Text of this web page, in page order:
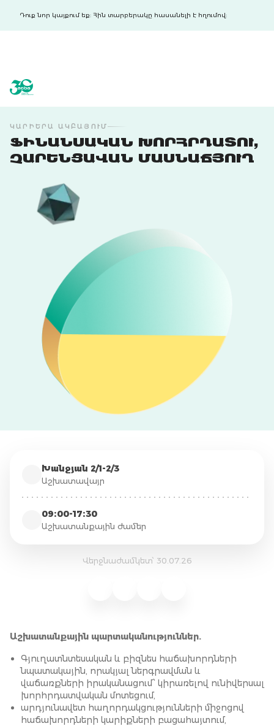
Դուք նոր կայքում եք: Հին տարբերակը հասանելի է հղումով:
ԿԱՐԻԵՐԱ ԱԿԲԱՅՈՒՄ
ՖԻՆԱՆՍԱԿԱՆ ԽՈՐՀՐԴԱՏՈՒ,
ՉԱՐԵՆՑԱՎԱՆ ՄԱՍՆԱՃՅՈՒՂ
Խանջյան 2/1-2/3
Աշխատավայր
09։00-17։30
Աշխատանքային ժամեր
Վերջնաժամկետ՝ 30.07.26
Աշխատանքային պարտականություններ.
Գյուղատնտեսական և բիզնես հաճախորդների
նպատակային, որակյալ ներգրավման և
վաճառքների իրականացում՝ կիրառելով ունիվերսալ
խորհրդատվական մոտեցում,
արդյունավետ հաղորդակցությունների միջոցով
հաճախորդների կարիքների բացահայտում,